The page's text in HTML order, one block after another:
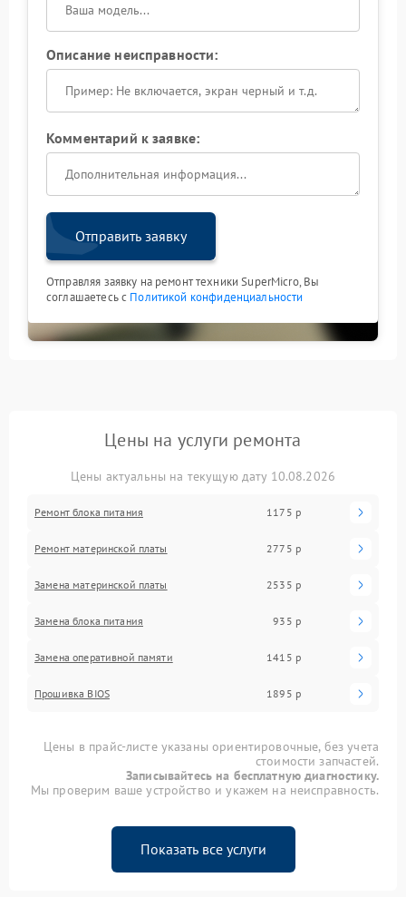
Описание неисправности:
Комментарий к заявке:
Отправить заявку
Отправляя заявку на ремонт техники SuperMicro, Вы
соглашаетесь с Политикой конфиденциальности
Цены на услуги ремонта
Цены актуальны на текущую дату 10.08.2026
Ремонт блока питания 1175 р
Ремонт материнской платы 2775 р
Замена материнской платы 2535 р
Замена блока питания 935 р
Замена оперативной памяти 1415 р
Прошивка BIOS 1895 р
Цены в прайс-листе указаны ориентировочные, без учета
стоимости запчастей.
Записывайтесь на бесплатную диагностику.
Мы проверим ваше устройство и укажем на неисправность.
Показать все услуги